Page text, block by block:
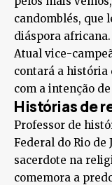
candomblés, que
diáspora africana.
Atual vice-
contará a história
com a intenção
Histórias de
Professor de
Federal do Rio de
sacerdote na
comemora a